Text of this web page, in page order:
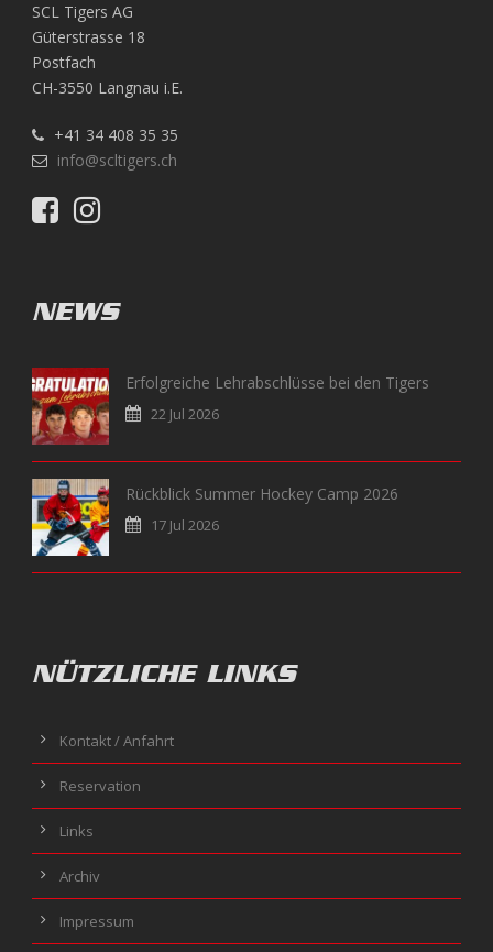
SCL Tigers AG
Güterstrasse 18
Postfach
CH-3550 Langnau i.E.
+41 34 408 35 35
info@scltigers.ch
NEWS
Erfolgreiche Lehrabschlüsse bei den Tigers
22 Jul 2026
Rückblick Summer Hockey Camp 2026
17 Jul 2026
NÜTZLICHE LINKS
Kontakt / Anfahrt
Reservation
Links
Archiv
Impressum